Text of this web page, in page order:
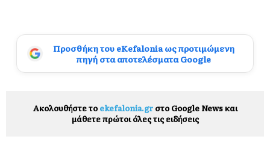
Προσθήκη του eKefalonia ως προτιμώμενη
πηγή στα αποτελέσματα Google
Ακολουθήστε το ekefalonia.grστο Google News και
μάθετε πρώτοι όλες τις ειδήσεις